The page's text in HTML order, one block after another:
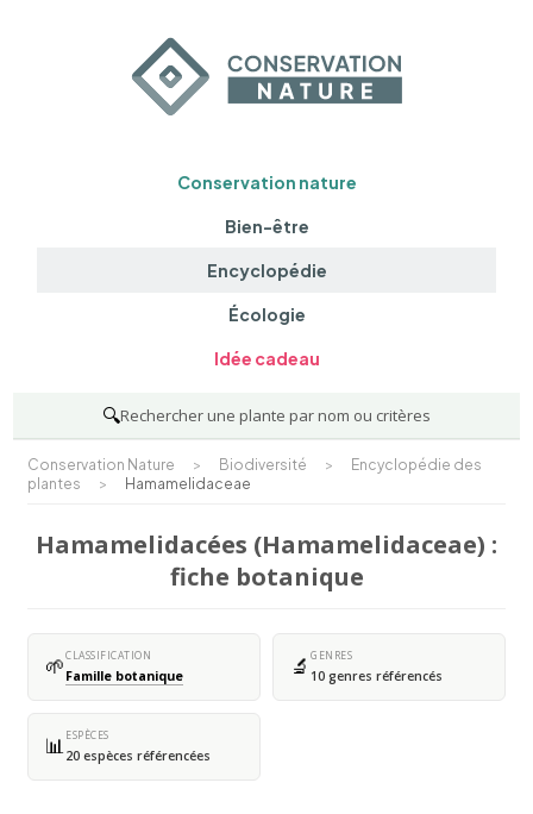
Conservation nature
Bien-être
Encyclopédie
Écologie
Idée cadeau
🔍Rechercher une plante par nom ou critères
Conservation Nature > Biodiversité >
Encyclopédie des
plantes
> Hamamelidaceae
Hamamelidacées (Hamamelidaceae) :
fiche botanique
🌱CLASSIFICATION
Famille botanique 🔬 GENRES
10 genres référencés
📊ESPÈCES
20 espèces référencées